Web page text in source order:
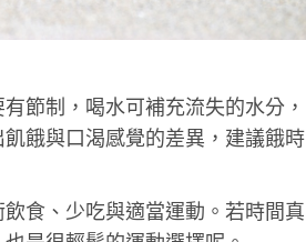
節制，喝水可補充流失的水分，
餓與口渴感覺的差異，建議餓時
食、少吃與適當運動。若時間真